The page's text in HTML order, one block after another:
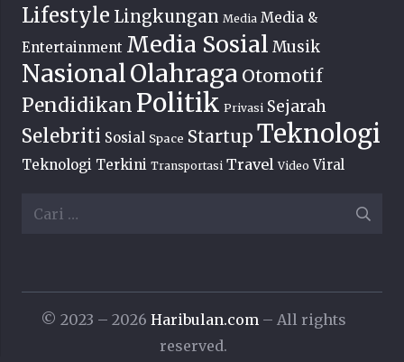
Lifestyle Lingkungan Media Media &
Entertainment Media Sosial Musik
NasionalOlahraga Otomotif
Pendidikan Politik Privasi Sejarah
Selebriti Sosial Space Startup Teknologi
Teknologi Terkini Transportasi Travel Video Viral
Cari
© 2023 – 2026 Haribulan.com – All rights
reserved.